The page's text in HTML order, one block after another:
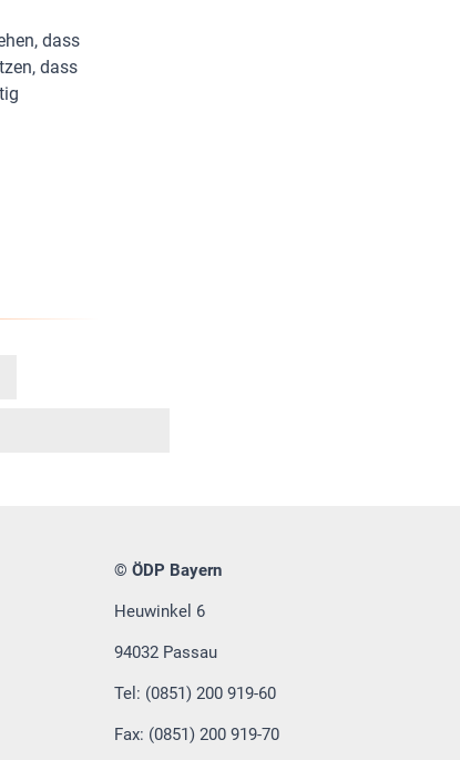
dass
dass
© ÖDP Bayern
Heuwinkel 6
94032 Passau
Tel: (0851) 200 919-60
Fax: (0851) 200 919-70